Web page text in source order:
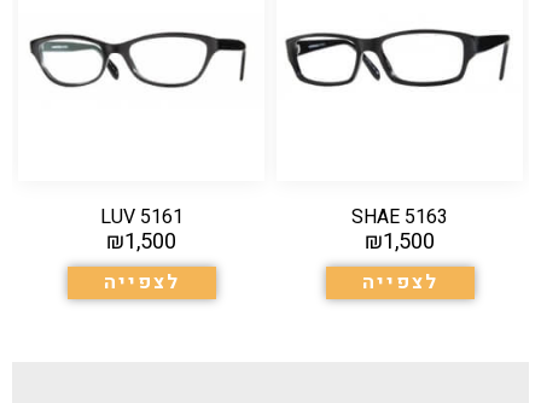
5163 SHAE
₪1,500
לצפייה
5161 LUV
₪1,500
לצפייה